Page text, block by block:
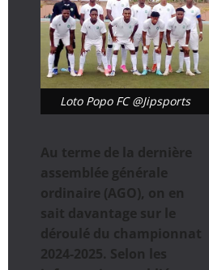
Loto Popo FC @Jipsports
Au terme de la dernière
assemblée générale
ordinaire (AGO), on en
sait davantage sur le
déroulé du championnat
2024-2025. Selon les